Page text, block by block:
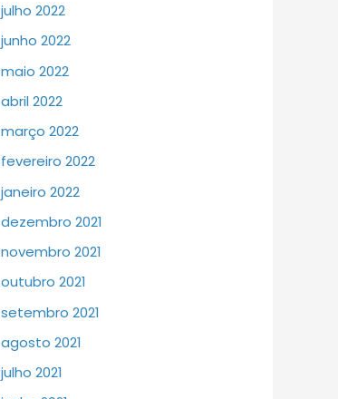
julho 2022
junho 2022
maio 2022
abril 2022
março 2022
fevereiro 2022
janeiro 2022
dezembro 2021
novembro 2021
outubro 2021
setembro 2021
agosto 2021
julho 2021